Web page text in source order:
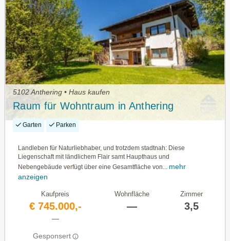
5102 Anthering • Haus kaufen
Raum für Wohntraum in Anthering
Garten Parken
Landleben für Naturliebhaber, und trotzdem stadtnah: Diese
Liegenschaft mit ländlichem Flair samt Haupthaus und
Nebengebäude verfügt über eine Gesamtfläche von... mehr
anzeigen
Kaufpreis
€ 745.000,-
—
Gesponsert
Wohnfläche
—
Zimmer
3,5